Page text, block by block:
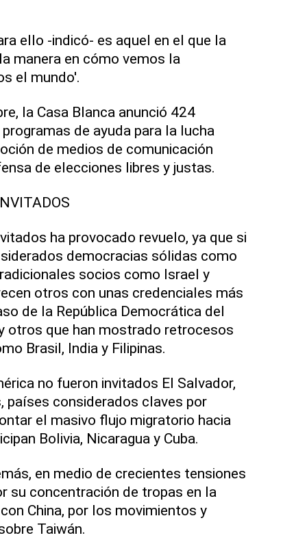
ello -indicó- es aquel en el que la
manera en cómo vemos la
el mundo'.
la Casa Blanca anunció 424
de ayuda para la lucha
de medios de comunicación
de elecciones libres y justas.
ha provocado revuelo, ya que si
democracias sólidas como
socios como Israel y
otros con unas credenciales más
de la República Democrática del
otros que han mostrado retrocesos
Brasil, India y Filipinas.
no fueron invitados El Salvador,
países considerados claves por
el masivo flujo migratorio hacia
Bolivia, Nicaragua y Cuba.
en medio de crecientes tensiones
su concentración de tropas en la
China, por los movimientos y
Taiwán.